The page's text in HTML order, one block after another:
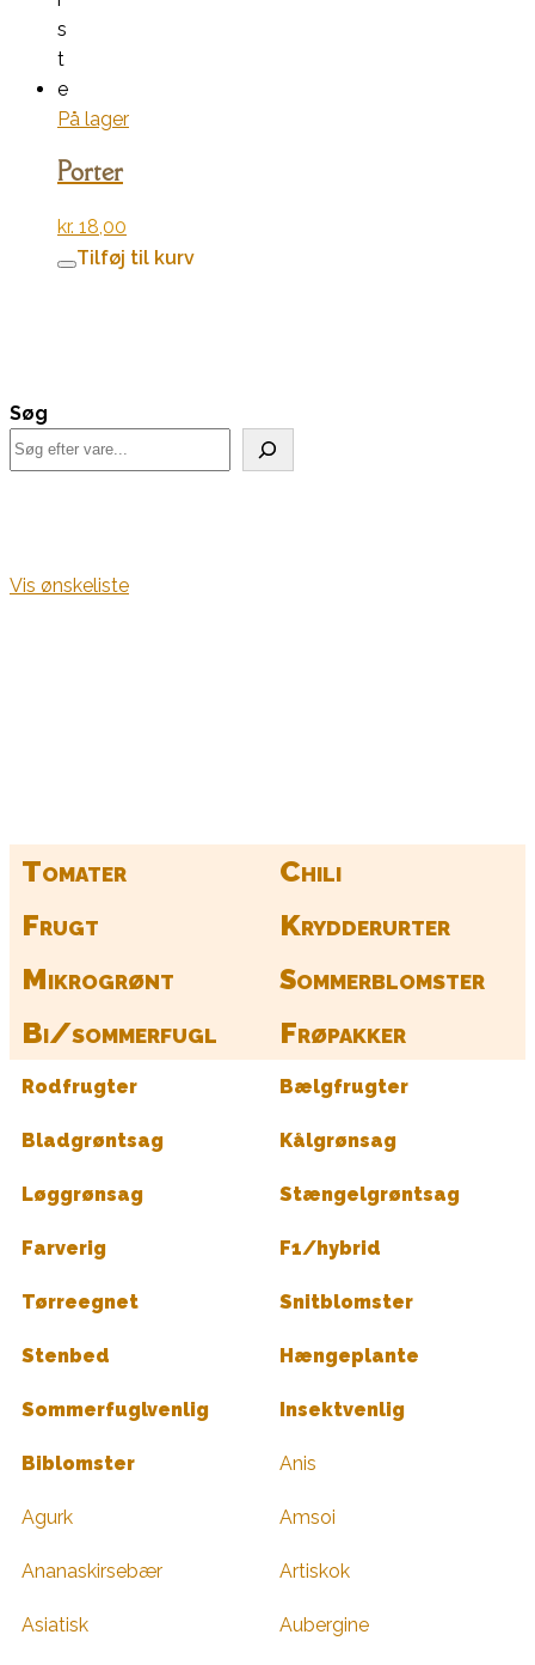
s
t
e
På lager
Porter
kr. 18,00
Tilføj til kurv
Søg
Vis ønskeliste
Tomater
Chili
Frugt
Krydderurter
Mikrogrønt
Sommerblomster
Bi/sommerfugl
Frøpakker
Rodfrugter Bælgfrugter
Bladgrøntsag Kålgrønsag
Løggrønsag Stængelgrøntsag
Farverig F1/hybrid
Tørreegnet Snitblomster
Stenbed Hængeplante
Sommerfuglvenlig Insektvenlig
Biblomster Anis
Agurk Amsoi
Ananaskirsebær Artiskok
Asiatisk Aubergine